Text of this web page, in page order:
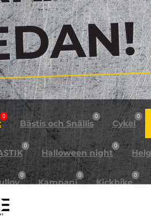
0
Bästis och Snällis
0
Cykel
0
0
Halloween night
0
0
Kampanj
0
Kickbike
0
Träning